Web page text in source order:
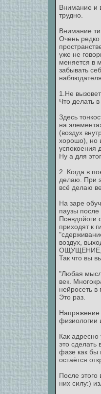
Внимание и
трудно.
Внимание
Очень
уже не
меняется в
забывать
1.Не
Что делать
Здесь
на
(воздух
хорошо), но
успокоения
Ну а для
2. Когда в
делаю. При
всё делаю
На заре
паузы
Псевдойоги
приходят к
воздух,
ОЩУЩЕНИЕ,
Так что вы
"Любая
век.
нейросеть
Это раз.
физиологии
Как
это
фазе как бы
остаётся
После
них силу:)